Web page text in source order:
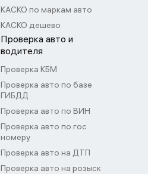
КАСКО по маркам авто
КАСКО дешево
Проверка авто и
водителя
Проверка КБМ
Проверка авто по базе
ГИБДД
Проверка авто по ВИН
Проверка авто по гос
номеру
Проверка авто на ДТП
Проверка авто на розыск